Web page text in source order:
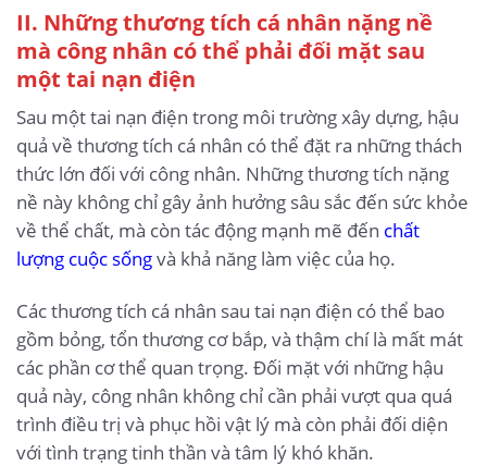
II. Những thương tích cá nhân nặng nề
mà công nhân có thể phải đối mặt sau
một tai nạn điện
Sau một tai nạn điện trong môi trường xây dựng, hậu
quả về thương tích cá nhân có thể đặt ra những thách
thức lớn đối với công nhân. Những thương tích nặng
nề này không chỉ gây ảnh hưởng sâu sắc đến sức khỏe
về thể chất, mà còn tác động mạnh mẽ đến chất
lượng cuộc sốngvà khả năng làm việc của họ.
Các thương tích cá nhân sau tai nạn điện có thể bao
gồm bỏng, tổn thương cơ bắp, và thậm chí là mất mát
các phần cơ thể quan trọng. Đối mặt với những hậu
quả này, công nhân không chỉ cần phải vượt qua quá
trình điều trị và phục hồi vật lý mà còn phải đối diện
với tình trạng tinh thần và tâm lý khó khăn.